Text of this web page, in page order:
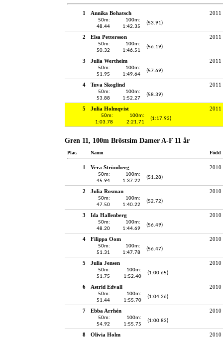
1 Annika Bohatsch 2011
50m:
48.44
100m:
1:42.35
(53.91)
2 Elsa Pettersson 2011
50m:
50.32
100m:
1:46.51
(56.19)
3 Julia Wertheim 2011
50m:
51.95
100m:
1:49.64
(57.69)
4 Tuva Skoglind 2011
50m:
53.88
100m:
1:52.27
(58.39)
5 Julia Holmqvist 2011
50m:
1:03.78
100m:
2:21.71
(1:17.93)
Gren 11, 100m Bröstsim Damer A-F 11 år
Plac. Namn Född
1 Vera Strömberg 2010
50m:
45.94
100m:
1:37.22
(51.28)
2 Julia Rosman 2010
50m:
47.50
100m:
1:40.22
(52.72)
3 Ida Hallenberg 2010
50m:
48.20
100m:
1:44.69
(56.49)
4 Filippa Oom 2010
50m:
51.31
100m:
1:47.78
(56.47)
5 Julia Jensen 2010
50m:
51.75
100m:
1:52.40
(1:00.65)
6 Astrid Edvall 2010
50m:
51.44
100m:
1:55.70
(1:04.26)
7 Ebba Arrhén 2010
50m:
54.92
100m:
1:55.75
(1:00.83)
8 Olivia Holm 2010